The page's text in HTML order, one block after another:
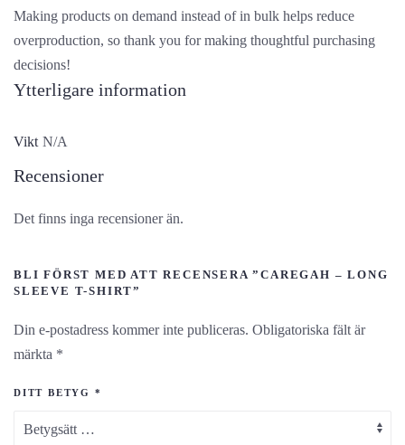
Making products on demand instead of in bulk helps reduce
overproduction, so thank you for making thoughtful purchasing
decisions!
Ytterligare information
Vikt N/A
Recensioner
Det finns inga recensioner än.
BLI FÖRST MED ATT RECENSERA ”CAREGAH – LONG
SLEEVE T-SHIRT”
Din e-postadress kommer inte publiceras. Obligatoriska fält är
märkta *
DITT BETYG *